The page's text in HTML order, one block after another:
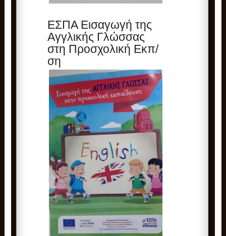
ΕΣΠΑ Εισαγωγή της
Αγγλικής Γλώσσας
στη Προσχολική Εκπ/
ση